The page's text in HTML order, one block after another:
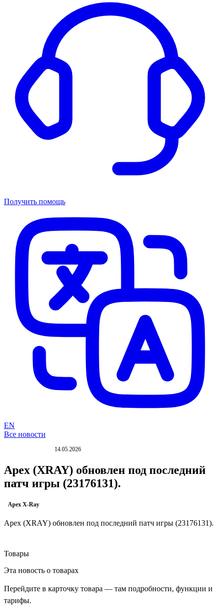
Получить помощь
EN
Все новости
14.05.2026
Apex (XRAY) обновлен под последний
патч игры (23176131).
Apex X-Ray
Apex (XRAY) обновлен под последний патч игры (23176131).
Товары
Эта новость о товарах
Перейдите в карточку товара — там подробности, функции и
тарифы.